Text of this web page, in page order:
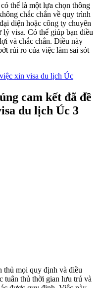
thể là một lựa chọn thông
chắc chắn về quy trình
diện hoặc công ty chuyên
visa. Có thể giúp bạn điều
và chắc chắn. Điều này
rủi ro của việc làm sai sót
xin visa du lịch Úc
cam kết đã đề
du lịch Úc 3
thủ mọi quy định và điều
tuân thủ thời gian lưu trú và